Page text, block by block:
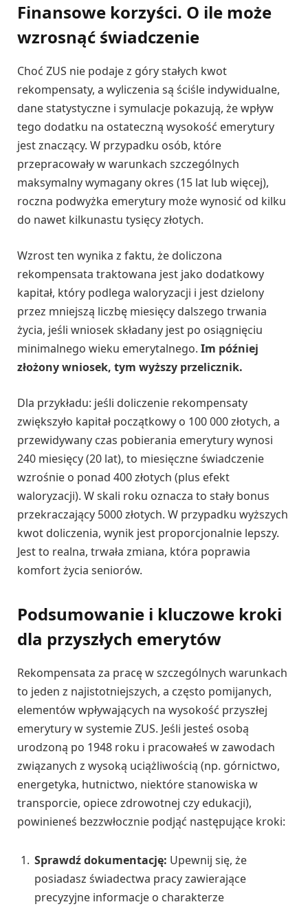
Finansowe korzyści. O ile może
wzrosnąć świadczenie
Choć ZUS nie podaje z góry stałych kwot
rekompensaty, a wyliczenia są ściśle indywidualne,
dane statystyczne i symulacje pokazują, że wpływ
tego dodatku na ostateczną wysokość emerytury
jest znaczący. W przypadku osób, które
przepracowały w warunkach szczególnych
maksymalny wymagany okres (15 lat lub więcej),
roczna podwyżka emerytury może wynosić od kilku
do nawet kilkunastu tysięcy złotych.
Wzrost ten wynika z faktu, że doliczona
rekompensata traktowana jest jako dodatkowy
kapitał, który podlega waloryzacji i jest dzielony
przez mniejszą liczbę miesięcy dalszego trwania
życia, jeśli wniosek składany jest po osiągnięciu
minimalnego wieku emerytalnego. Im później
złożony wniosek, tym wyższy przelicznik.
Dla przykładu: jeśli doliczenie rekompensaty
zwiększyło kapitał początkowy o 100 000 złotych, a
przewidywany czas pobierania emerytury wynosi
240 miesięcy (20 lat), to miesięczne świadczenie
wzrośnie o ponad 400 złotych (plus efekt
waloryzacji). W skali roku oznacza to stały bonus
przekraczający 5000 złotych. W przypadku wyższych
kwot doliczenia, wynik jest proporcjonalnie lepszy.
Jest to realna, trwała zmiana, która poprawia
komfort życia seniorów.
Podsumowanie i kluczowe kroki
dla przyszłych emerytów
Rekompensata za pracę w szczególnych warunkach
to jeden z najistotniejszych, a często pomijanych,
elementów wpływających na wysokość przyszłej
emerytury w systemie ZUS. Jeśli jesteś osobą
urodzoną po 1948 roku i pracowałeś w zawodach
związanych z wysoką uciążliwością (np. górnictwo,
energetyka, hutnictwo, niektóre stanowiska w
transporcie, opiece zdrowotnej czy edukacji),
powinieneś bezzwłocznie podjąć następujące kroki:
Sprawdź dokumentację: Upewnij się, że
posiadasz świadectwa pracy zawierające
precyzyjne informacje o charakterze